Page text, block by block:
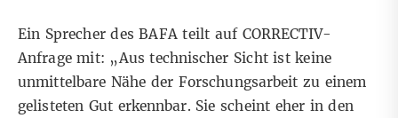
Ein Sprecher des BAFA teilt auf CORRECTIV-
Anfrage mit: „Aus technischer Sicht ist keine
unmittelbare Nähe der Forschungsarbeit zu einem
gelisteten Gut erkennbar. Sie scheint eher in den